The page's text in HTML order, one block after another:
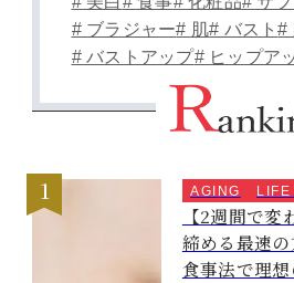
# ブラジャー# 肌# バスト#
# バストアップ# ヒップア
AGING LIFE
【2週間で変
締める最速
食事法で理